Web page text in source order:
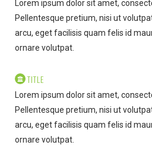
Lorem ipsum dolor sit amet,
Pellentesque pretium, nisi ut
arcu, eget facilisis quam felis id
ornare volutpat.
TITLE
Lorem ipsum dolor sit amet,
Pellentesque pretium, nisi ut
arcu, eget facilisis quam felis id
ornare volutpat.